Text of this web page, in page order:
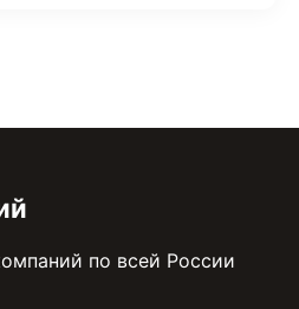
по всей России